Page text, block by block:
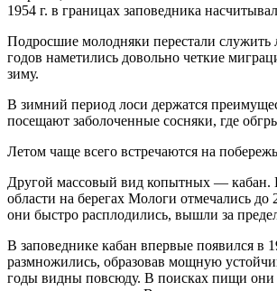
1954 г. в границах заповедника
Подросшие молодняки перестали служить
годов наметились довольно четкие
зиму.
В зимний период лоси держатся
посещают заболоченные сосняки, где
Летом чаще всего встречаются на
Другой массовый вид копытных — кабан.
области на берегах Мологи отмечались до
они быстро расплодились, вышли за
В заповеднике кабан впервые появился в
размножились, образовав мощную
годы видны повсюду. В поисках пищи они